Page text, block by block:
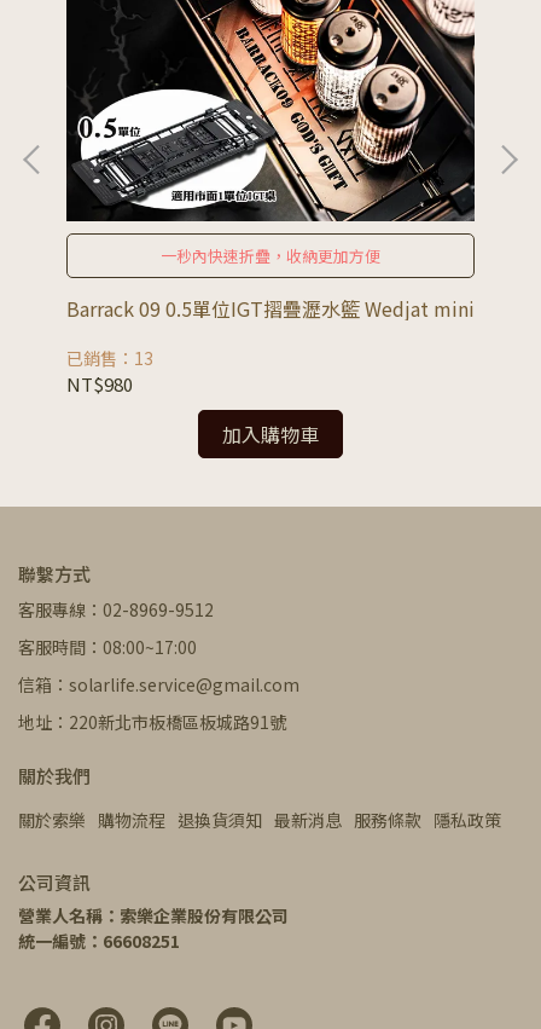
一秒內快速折疊，收納更加方便
Barrack 09 0.5單位IGT摺疊瀝水籃 Wedjat mini
已銷售：13
NT$980
加入購物車
聯繫方式
客服專線：02-8969-9512
客服時間：08:00~17:00
信箱：solarlife.service@gmail.com
地址：220新北市板橋區板城路91號
關於我們
關於索樂 購物流程 退換貨須知 最新消息 服務條款 隱私政策
公司資訊
營業人名稱：索樂企業股份有限公司
統一編號：66608251